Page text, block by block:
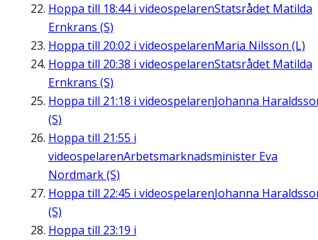
Hoppa till 18:44i videospelarenStatsrådet Matilda
Ernkrans (S)
Hoppa till 20:02 i videospelarenMaria Nilsson (L)
Hoppa till 20:38 i videospelarenStatsrådet Matilda
Ernkrans (S)
Hoppa till 21:18 i videospelarenJohanna
(S)
Hoppa till 21:55 i
videospelarenArbetsmarknadsminister Eva
Nordmark (S)
Hoppa till 22:45 i videospelarenJohanna
(S)
Hoppa till 23:19 i